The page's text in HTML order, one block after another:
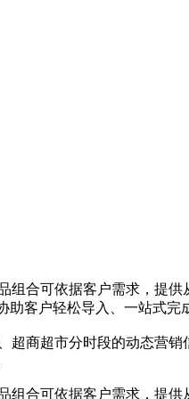
合可依据客户需求，提
助客户轻松导入、一站式
超商超市分时段的动态营销
合可依据客户需求，提